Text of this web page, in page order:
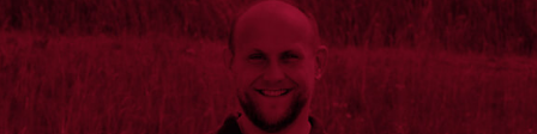
Akzeptieren
powered by
Usercentrics Consent Management
Platform& eRecht24